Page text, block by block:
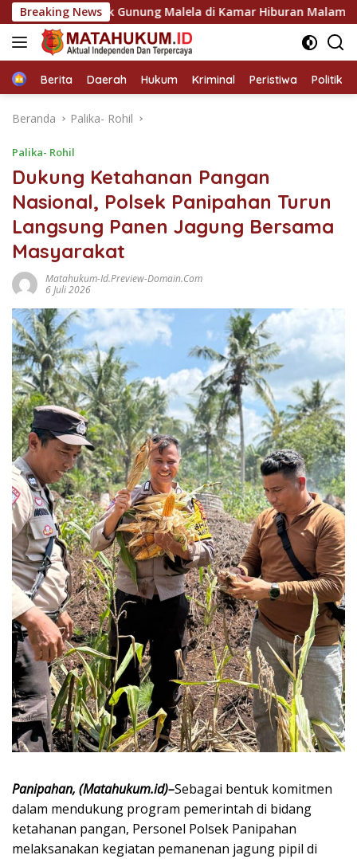
Langsung
ke
konten
Breaking News
Polsek Gunung Malela di Kamar Hiburan Malam Bersama
HomeBerita Daerah Hukum Kriminal Peristiwa Politik
Beranda Palika- Rohil
Palika- Rohil
Dukung Ketahanan Pangan
Nasional, Polsek Panipahan Turun
Langsung Panen Jagung Bersama
Masyarakat
Matahukum-Id.preview-Domain.com
6 Juli 2026
Panipahan, (Matahukum.id)–Sebagai bentuk komitmen
dalam mendukung program pemerintah di bidang
ketahanan pangan, Personel Polsek Panipahan
melaksanakan kegiatan pemanenan jagung pipil di